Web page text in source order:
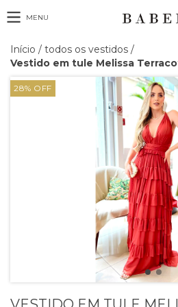
MENU
Início / todos os vestidos /
Vestido em tule Melissa
28% OFF